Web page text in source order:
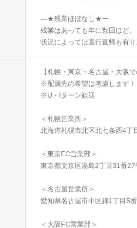
―★残業ほぼなし★ー
残業はあっても年に数回ほど。
状況によっては直行直帰も有り
【札幌・東京・名古屋・大阪で
※配属先の希望は考慮します！
※U・Iターン歓迎
＜札幌営業所＞
北海道札幌市北区北七条西4丁
＜東京FC営業部＞
東京都文京区湯島2丁目31番
＜名古屋営業所＞
愛知県名古屋市中区錦1丁目5
＜大阪FC営業部＞